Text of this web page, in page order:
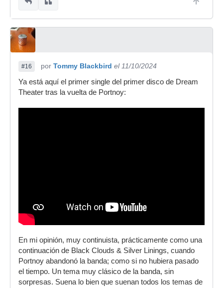
#16 por Tommy Blackbird el 11/10/2024
Ya está aquí el primer single del primer disco de Dream
Theater tras la vuelta de Portnoy:
En mi opinión, muy continuista, prácticamente como una
continuación de Black Clouds & Silver Linings, cuando
Portnoy abandonó la banda; como si no hubiera pasado
el tiempo. Un tema muy clásico de la banda, sin
sorpresas. Suena lo bien que suenan todos los temas de